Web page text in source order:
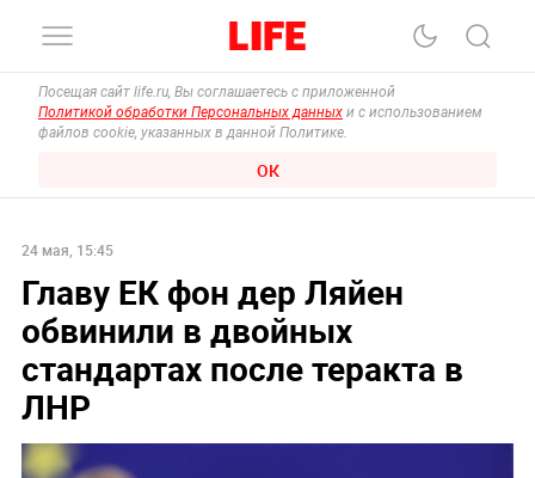
Посещая сайт life.ru, Вы соглашаетесь с приложенной
Политикой обработки Персональных данных и с использованием
файлов cookie, указанных в данной Политике.
ОК
24 мая, 15:45
Главу ЕК фон дер Ляйен
обвинили в двойных
стандартах после теракта в
ЛНР